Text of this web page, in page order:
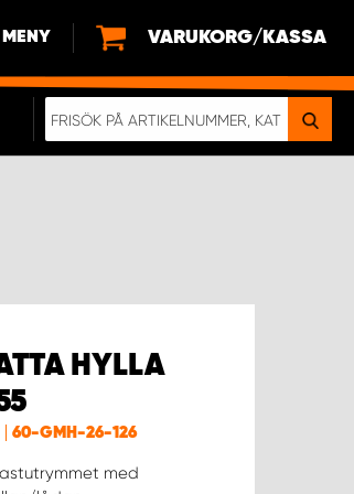
MENY VARUKORG/KASSA
HYLLA
60-GMH-26-126
med